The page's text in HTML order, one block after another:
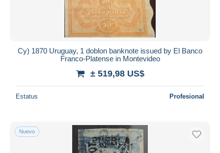
Cy) 1870 Uruguay, 1 doblon banknote issued by El Banco
Franco‑Platense in Montevideo
± 519,98 US$
Estatus Profesional
Nuevo